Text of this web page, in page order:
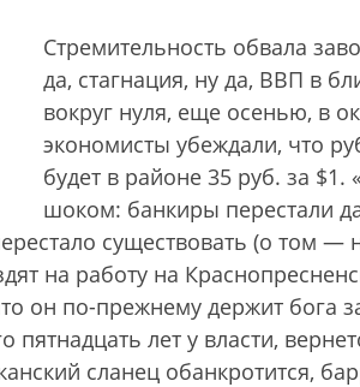
Стремительность обвала
да, стагнация, ну да, ВВП в
вокруг нуля, еще осенью, в
экономисты убеждали, что
будет в районе 35 руб. за
шоком: банкиры перестали
существовать (о том —
на работу на
он по-прежнему держит бога
пятнадцать лет у власти,
сланец обанкротится,